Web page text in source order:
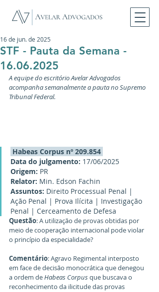
STF - Pauta da Semana -
16.06.2025
16 de jun. de 2025
A equipe do escritório Avelar Advogados
acompanha semanalmente a pauta no Supremo
Tribunal Federal.
Habeas Corpus nº 209.854
Data do julgamento: 17/06/2025
Origem: PR
Relator: Min. Edson Fachin
Assuntos: Direito Processual Penal |
Ação Penal | Prova Ilícita | Investigação
Penal | Cerceamento de Defesa
Questão: A utilização de provas obtidas por
meio de cooperação internacional pode violar
o princípio da especialidade?
Comentário: Agravo Regimental interposto
em face de decisão monocrática que denegou
a ordem de Habeas Corpus que buscava o
reconhecimento da ilicitude das provas